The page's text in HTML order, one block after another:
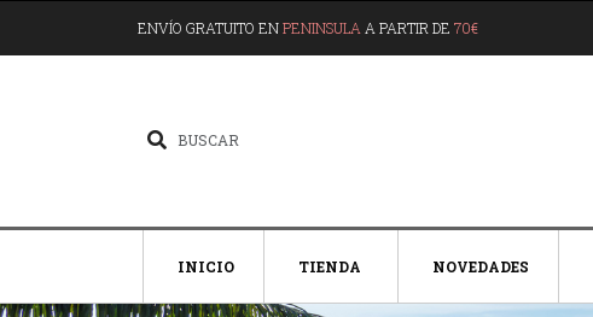
ENVÍO GRATUITO ENPENINSULA A PARTIR DE 70€
INICIO TIENDA NOVEDADES